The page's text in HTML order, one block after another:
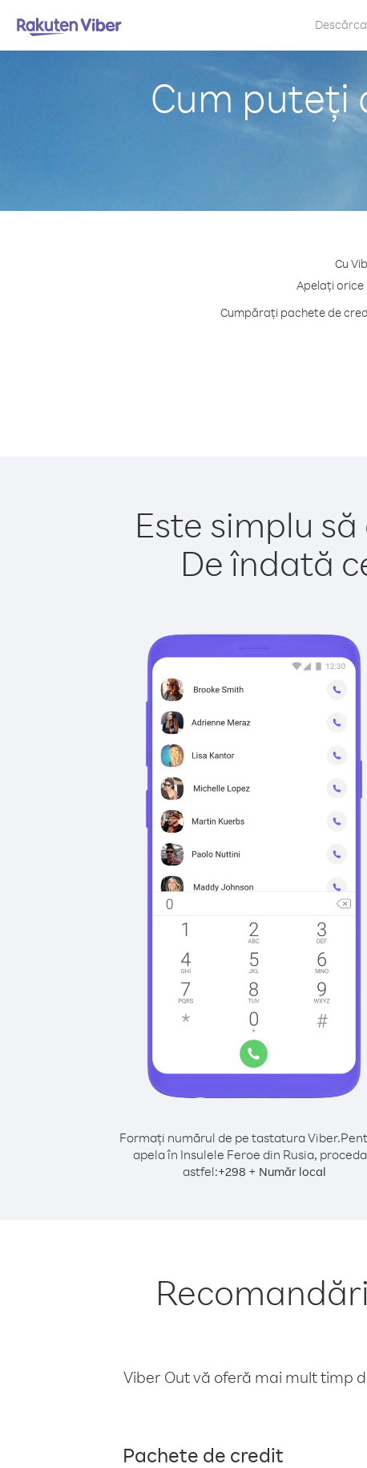
Cum puteți
Cu
Apelați orice
Cumpărați pachete de
Este simplu
De îndată
Formați numărul de pe tastatura Viber.
apela în Insulele Feroe din Rusia,
astfel:+298 + Număr local
Viber Out vă oferă mai mult timp
Pachete de credit